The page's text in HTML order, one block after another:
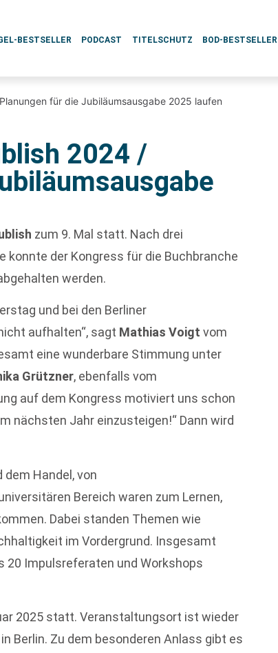
BESTSELLER PODCAST TITELSCHUTZ BOD-BESTSELLER
für die Jubiläumsausgabe 2025 laufen
2024 /
zum 9. Mal statt. Nach drei
konnte der Kongress für die Buchbranche
werden.
und bei den Berliner
aufhalten“, sagt Mathias Voigt vom
eine wunderbare Stimmung unter
Grützner, ebenfalls vom
auf dem Kongress motiviert uns schon
nächsten Jahr einzusteigen!“ Dann wird
Handel, von
Bereich waren zum Lernen,
Dabei standen Themen wie
im Vordergrund. Insgesamt
20 Impulsreferaten und Workshops
2025 statt. Veranstaltungsort ist wieder
Berlin. Zu dem besonderen Anlass gibt es